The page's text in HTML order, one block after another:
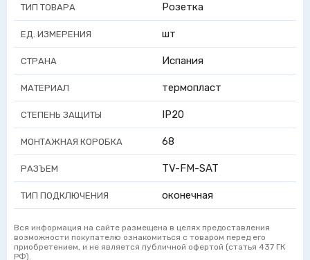
ТИП ТОВАРА Розетка
ЕД. ИЗМЕРЕНИЯ шт
СТРАНА Испания
МАТЕРИАЛ термопласт
СТЕПЕНЬ ЗАЩИТЫ IP20
МОНТАЖНАЯ КОРОБКА 68
РАЗЪЕМ TV-FM-SAT
ТИП ПОДКЛЮЧЕНИЯ оконечная
Вся информация на сайте размещена в целях предоставления
возможности покупателю ознакомиться с товаром перед его
приобретением, и не является публичной офертой (статья 437 ГК
РФ).